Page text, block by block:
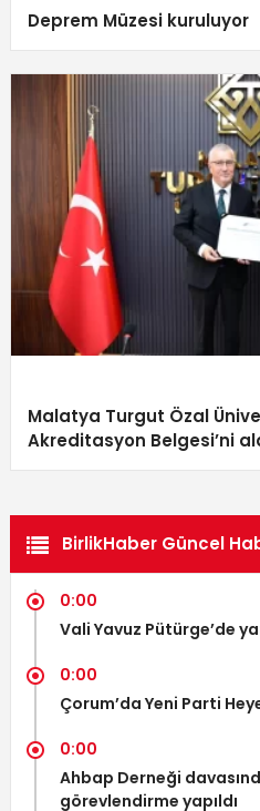
Deprem Müzesi kuruluyor
Malatya Turgut Özal
Akreditasyon Belgesi’ni
BirlikHaber Güncel
0:00
Vali Yavuz Pütürge’de
0:00
Çorum’da Yeni Parti
0:00
Ahbap Derneği
görevlendirme yapıldı